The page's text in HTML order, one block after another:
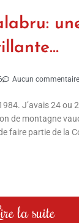
Aucun commentaire
J’avais 24 ou
de montagne
faire partie de la
la suite